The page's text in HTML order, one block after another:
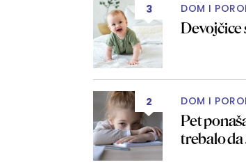
3 DOM I
Devojčice
2 DOM I
Pet
trebalo da